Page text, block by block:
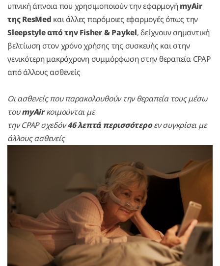
υπνική άπνοια που χρησιμοποιούν την εφαρμογήmyAir
της ResMed και άλλες παρόμοιες εφαρμογές όπως την
Sleepstyle από την Fisher & Paykel, δείχνουν σημαντική
βελτίωση στον χρόνο χρήσης της συσκευής και στην
γενικότερη μακρόχρονη συμμόρφωση στην θεραπεία CPAP
από άλλους ασθενείς
Οι ασθενείς που παρακολουθούν την θεραπεία τους μέσω
τουmyAirκοιμούνται με
την CPAP σχεδόν46 λεπτά περισσότεροεν συγκρίσει με
άλλους ασθενείς